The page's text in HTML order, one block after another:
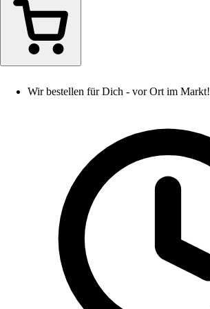
Wir bestellen für Dich - vor Ort im Markt!